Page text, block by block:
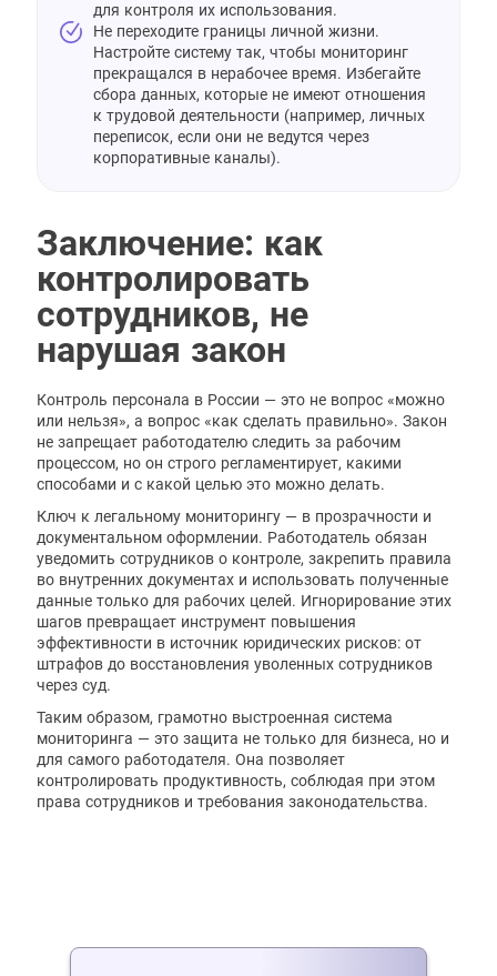
для контроля их использования.
Не переходите границы личной жизни.
Настройте систему так, чтобы мониторинг
прекращался в нерабочее время. Избегайте
сбора данных, которые не имеют отношения
к трудовой деятельности (например, личных
переписок, если они не ведутся через
корпоративные каналы).
Заключение: как
контролировать
сотрудников, не
нарушая закон
Контроль персонала в России — это не вопрос «можно
или нельзя», а вопрос «как сделать правильно». Закон
не запрещает работодателю следить за рабочим
процессом, но он строго регламентирует, какими
способами и с какой целью это можно делать.
Ключ к легальному мониторингу — в прозрачности и
документальном оформлении. Работодатель обязан
уведомить сотрудников о контроле, закрепить правила
во внутренних документах и использовать полученные
данные только для рабочих целей. Игнорирование этих
шагов превращает инструмент повышения
эффективности в источник юридических рисков: от
штрафов до восстановления уволенных сотрудников
через суд.
Таким образом, грамотно выстроенная система
мониторинга — это защита не только для бизнеса, но и
для самого работодателя. Она позволяет
контролировать продуктивность, соблюдая при этом
права сотрудников и требования законодательства.